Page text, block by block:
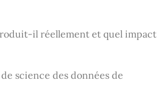
il réellement et quel impact
science des données de